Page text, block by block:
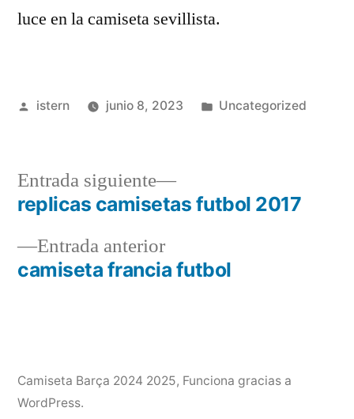
luce en la camiseta sevillista.
Publicado
istern junio 8, 2023
Publicado
Uncategorized
Navegación
deEntrada anteriorEntrada
anterior:
camiseta francia futbol
Entrada siguiente
Entrada
siguiente:
replicas camisetas futbol 2017
Camiseta Barça 2024 2025, Funciona gracias a
WordPress.